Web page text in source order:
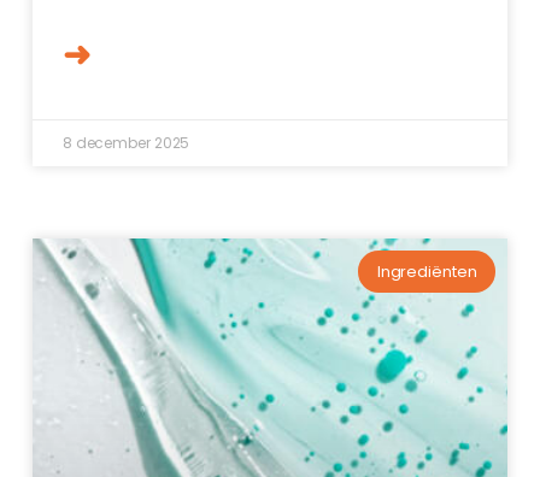
➜
8 december 2025
Ingrediënten